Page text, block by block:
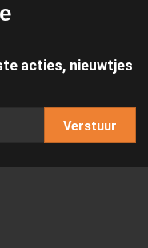
acties, nieuwtjes
Verstuur